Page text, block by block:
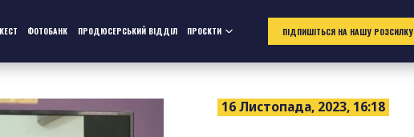
ФОТОБАНК ПРОДЮСЕРСЬКИЙ ВІДДІЛ ПРОЄКТИ ПІДПИШІТЬСЯ НА НАШУ РОЗСИЛКУ
16 Листопада, 2023, 16:18